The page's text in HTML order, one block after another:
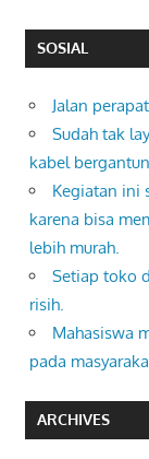
SOSIAL
Jalan
Sudah tak
kabel
Kegiatan ini
karena bisa
lebih murah.
Setiap toko
risih.
Mahasiswa
pada
ARCHIVES